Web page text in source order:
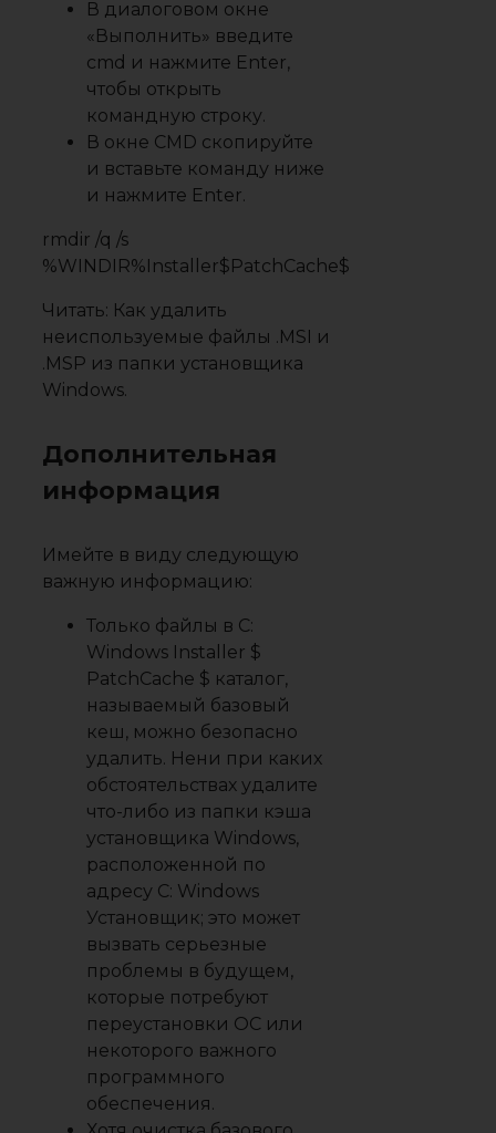
В диалоговом окне
«Выполнить» введите
cmd и нажмите Enter,
чтобы открыть
командную строку.
В окне CMD скопируйте
и вставьте команду ниже
и нажмите Enter.
rmdir /q /s
%WINDIR%Installer$PatchCache$
Читать: Как удалить
неиспользуемые файлы .MSI и
.MSP из папки установщика
Windows.
Дополнительная
информация
Имейте в виду следующую
важную информацию:
Только файлы в C:
Windows Installer $
PatchCache $ каталог,
называемый базовый
кеш, можно безопасно
удалить. Нени при каких
обстоятельствах удалите
что-либо из папки кэша
установщика Windows,
расположенной по
адресу C: Windows
Установщик; это может
вызвать серьезные
проблемы в будущем,
которые потребуют
переустановки ОС или
некоторого важного
программного
обеспечения.